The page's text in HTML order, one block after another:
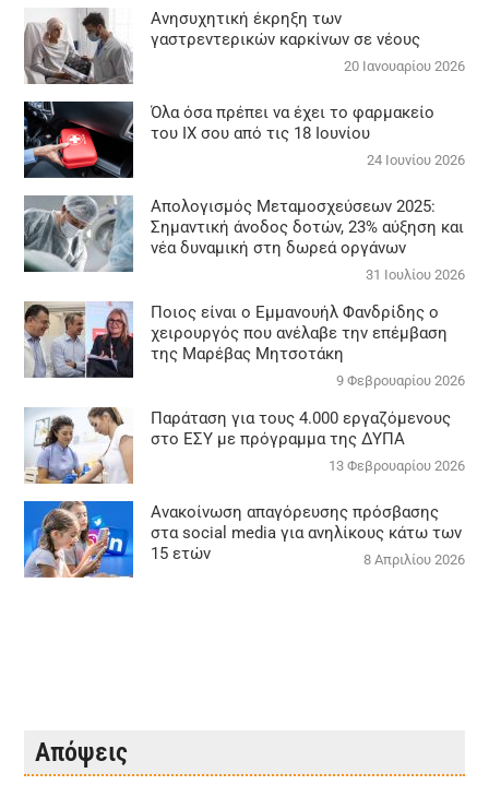
Aνησυχητική έκρηξη των
γαστρεντερικών καρκίνων σε νέους
20 Ιανουαρίου 2026
Όλα όσα πρέπει να έχει το φαρμακείο
του ΙΧ σου από τις 18 Ιουνίου
24 Ιουνίου 2026
Απολογισμός Μεταμοσχεύσεων 2025:
Σημαντική άνοδος δοτών, 23% αύξηση και
νέα δυναμική στη δωρεά οργάνων
31 Ιουλίου 2026
Ποιος είναι ο Εμμανουήλ Φανδρίδης ο
χειρουργός που ανέλαβε την επέμβαση
της Μαρέβας Μητσοτάκη
9 Φεβρουαρίου 2026
Παράταση για τους 4.000 εργαζόμενους
στο ΕΣΥ με πρόγραμμα της ΔΥΠΑ
13 Φεβρουαρίου 2026
Ανακοίνωση απαγόρευσης πρόσβασης
στα social media για ανηλίκους κάτω των
15 ετών
8 Απριλίου 2026
Απόψεις